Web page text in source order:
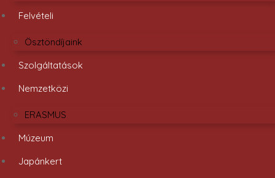
Felvételi
Ösztöndíjaink
Szolgáltatások
Nemzetközi
ERASMUS
Múzeum
Japánkert